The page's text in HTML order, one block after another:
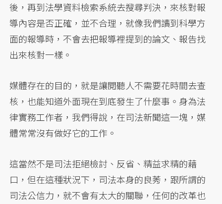
後，再到法學資料檢索系統去搜尋判決，來核對報
導內容是否正確，並不合理，就像我們讀到科學方
面的報導時，不會去把報導裡提到的論文、報告找
出來核對一樣。
媒體存在的目的，就是讓閱聽人不需要花時間去查
核，也能知道外面現在到底發生了什麼事。身為法
律實務工作者，我們得說，在司法新聞這一塊，媒
體常常沒有做好它的工作。
這當然不是司法拒絕檢討、反省、精益求精的藉
口，但在這種狀況下，司法本身的良莠，跟所謂的
司法公信力，就不會有太大的關聯，任何的改革也